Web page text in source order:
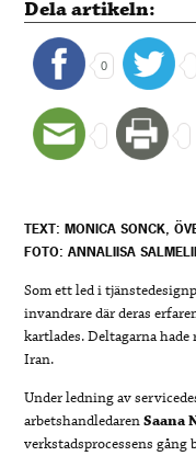
Dela artikeln:
0
TEXT: MONICA SONCK,
FOTO: ANNALIISA
Som ett led i
invandrare där deras
kartlades. Deltagarna
Iran.
Under ledning av
arbetshandledarenSaana
verkstadsprocessens